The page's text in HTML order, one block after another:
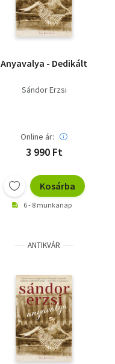
Anyavalya - Dedikált
Sándor Erzsi
Online ár:
3 990 Ft
Kosárba
6 - 8 munkanap
ANTIKVÁR